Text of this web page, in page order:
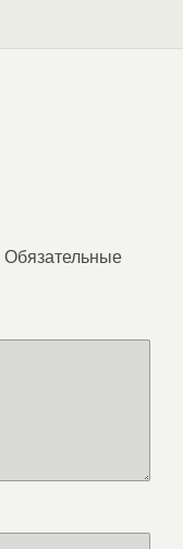
Обязательные